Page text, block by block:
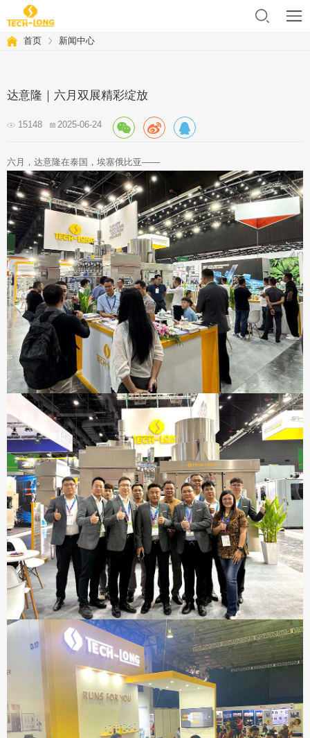
首页 新闻中心
达意隆｜六月双展精彩绽放
15148 2025-06-24
六月，达意隆在泰国，埃塞俄比亚——